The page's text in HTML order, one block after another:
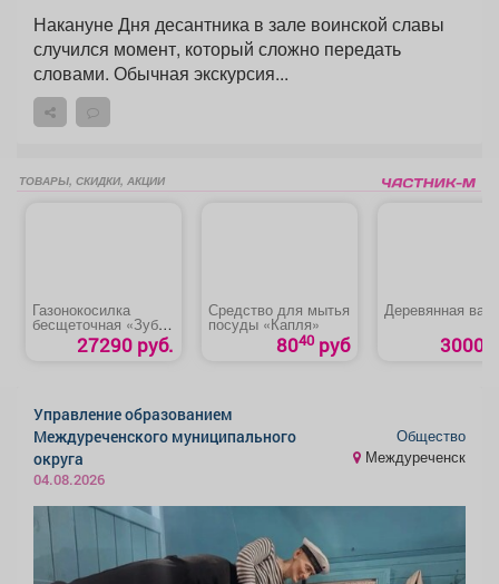
Накануне Дня десантника в зале воинской славы
случился момент, который сложно передать
словами. Обычная экскурсия...
ТОВАРЫ, СКИДКИ, АКЦИИ
Газонокосилка
бесщеточная «Зубр
ГКЛ-4336-42»
27290 руб.
Средство для мытья
посуды «Капля»
8040 руб
Деревянная ваза
3000
Управление образованием
Междуреченского муниципального
округа
04.08.2026
Общество
Междуреченск